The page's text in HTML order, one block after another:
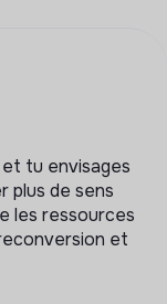
tu envisages
plus de sens
les ressources
et